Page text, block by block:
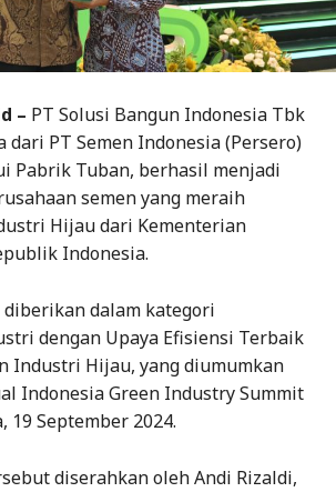
– PT Solusi Bangun Indonesia Tbk
dari PT Semen Indonesia (Persero)
Pabrik Tuban, berhasil menjadi
semen yang meraih
Hijau dari Kementerian
Indonesia.
dalam kategori
dengan Upaya Efisiensi Terbaik
Industri Hijau, yang diumumkan
Indonesia Green Industry Summit
19 September 2024.
diserahkan oleh Andi Rizaldi,